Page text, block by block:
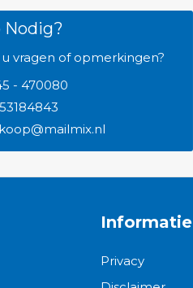
Nodig?
vragen of opmerkingen?
- 470080
Informatie
Privacy